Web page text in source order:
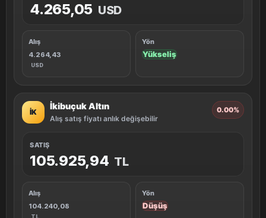
4.265,05 USD
Alış
4.264,43
USD
Yön
Yükseliş
İK
İkibuçuk Altın
Alış satış fiyatı anlık değişebilir
0.00%
SATIŞ
105.925,94 TL
Alış
104.240,08
TL
Yön
Düşüş